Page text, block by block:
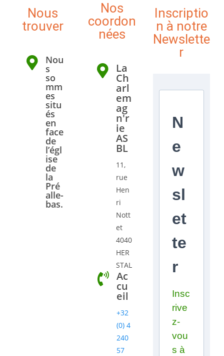
Nous
trouver
Nou
s
so
mm
es
situ
és
en
face
de
l’égl
ise
de
la
Pré
alle-
bas.
Nos
coordon
nées
La
Ch
arl
em
ag
n'r
ie
AS
BL
11,
rue
Hen
ri
Nott
et
4040
HER
STAL
Ac
cu
eil
+32
(0) 4
240
57
Inscriptio
n à notre
Newslette
r
N
e
w
sl
et
te
r
Insc
rive
z-
vou
s à